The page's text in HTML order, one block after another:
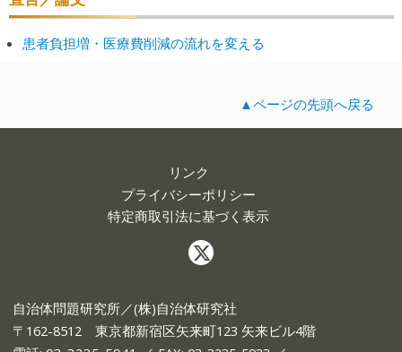
患者負担増・医療費削減の流れを変える
▲ページの先頭へ戻る
リンク
プライバシーポリシー
特定商取引法に基づく表示
自治体問題研究所／(株)自治体研究社
〒162-8512 東京都新宿区矢来町123 矢来ビル4階